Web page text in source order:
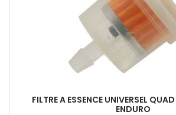
FILTRE A ESSENCE UNIVERSEL
ENDURO